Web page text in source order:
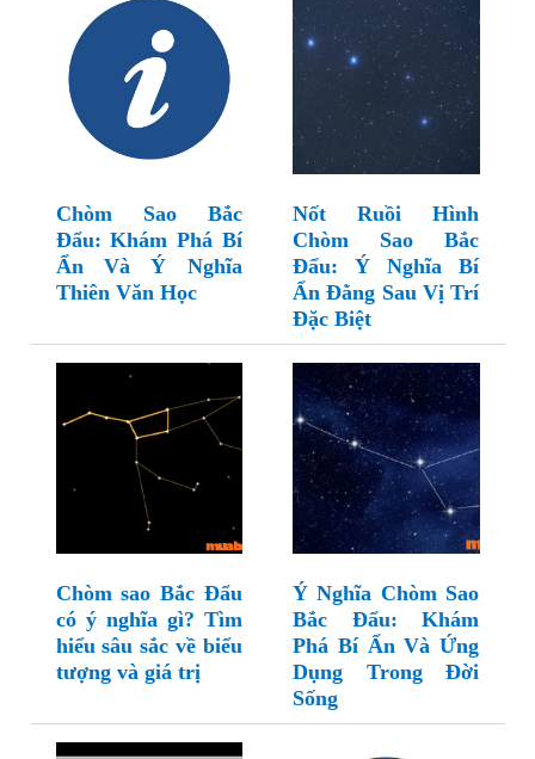
Chòm Sao Bắc
Đẩu: Khám Phá Bí
Ẩn Và Ý Nghĩa
Thiên Văn Học
Nốt Ruồi Hình
Chòm Sao Bắc
Đẩu: Ý Nghĩa Bí
Ẩn Đằng Sau Vị Trí
Đặc Biệt
Chòm sao Bắc Đẩu
có ý nghĩa gì? Tìm
hiểu sâu sắc về biểu
tượng và giá trị
Ý Nghĩa Chòm Sao
Bắc Đẩu: Khám
Phá Bí Ẩn Và Ứng
Dụng Trong Đời
Sống